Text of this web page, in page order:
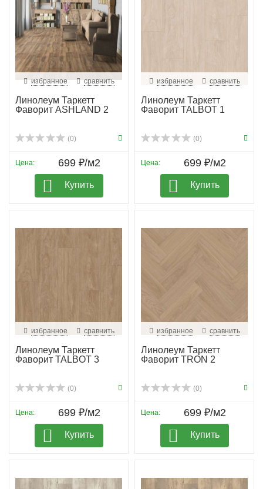
избранное сравнить
Линолеум Таркетт
Фаворит ASHLAND 2
(0)
Цена: 699 ₽/м2
Купить
избранное сравнить
Линолеум Таркетт
Фаворит TALBOT 1
(0)
Цена: 699 ₽/м2
Купить
избранное сравнить
Линолеум Таркетт
Фаворит TALBOT 3
(0)
Цена: 699 ₽/м2
Купить
избранное сравнить
Линолеум Таркетт
Фаворит TRON 2
(0)
Цена: 699 ₽/м2
Купить